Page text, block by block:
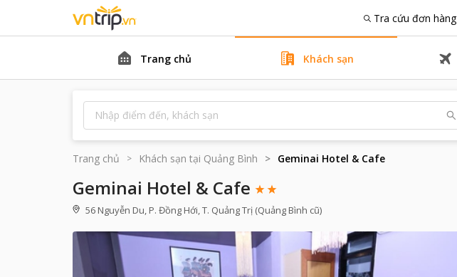
Tra cứu đơn hàng
Trang chủ Khách sạn
Trang chủ Khách sạn tại Quảng Bình Geminai Hotel & Cafe
Geminai Hotel & Cafe
56 Nguyễn Du, P. Đồng Hới, T. Quảng Trị (Quảng Bình cũ)